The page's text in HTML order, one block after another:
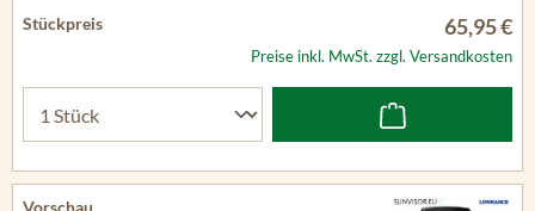
65,95 €
Preise inkl. MwSt. zzgl. Versandkosten